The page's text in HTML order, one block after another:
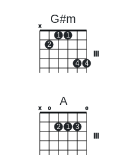
G#m
x
2
1 1
4 4
A
x o
2 1 3
o